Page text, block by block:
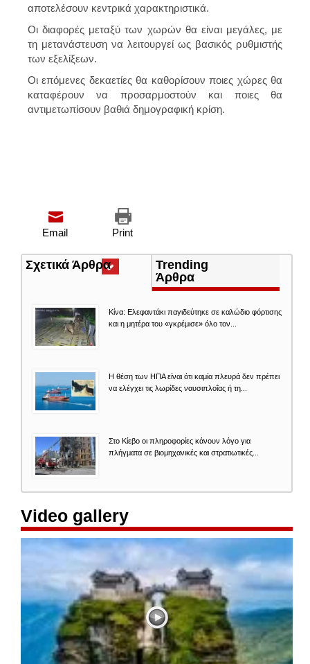
αποτελέσουν κεντρικά χαρακτηριστικά.
Οι διαφορές μεταξύ των χωρών θα είναι μεγάλες, με
τη μετανάστευση να λειτουργεί ως βασικός ρυθμιστής
των εξελίξεων.
Οι επόμενες δεκαετίες θα καθορίσουν ποιες χώρες θα
καταφέρουν να προσαρμοστούν και ποιες θα
αντιμετωπίσουν βαθιά δημογραφική κρίση.
Print
Email
Σχετικά Άρθρα(ενεργή
καρτέλα)
Trending
Άρθρα
Κίνα: Ελεφαντάκι παγιδεύτηκε σε καλώδιο φόρτισης
και η μητέρα του «γκρέμισε» όλο τον...
Η θέση των ΗΠΑ είναι ότι καμία πλευρά δεν πρέπει
να ελέγχει τις λωρίδες ναυσιπλοΐας ή τη...
Στο Κίεβο οι πληροφορίες κάνουν λόγο για
πλήγματα σε βιομηχανικές και στρατιωτικές...
Video gallery